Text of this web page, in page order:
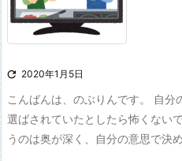
 2020年1月5日
こんばんは、のぶりんです。 自
選ばされていたとしたら怖くない
うのは奥が深く、自分の意思で決